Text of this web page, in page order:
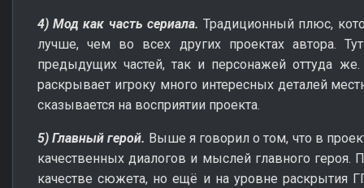
4) Мод как часть сериала.Традиционный плюс,
лучше, чем во всех других проектах автора.
предыдущих частей, так и персонажей оттуда
раскрывает игроку много интересных деталей
сказывается на восприятии проекта.
5) Главный герой. Выше я говорил о том, что в
качественных диалогов и мыслей главного героя.
качестве сюжета, но ещё и на уровне раскрытия